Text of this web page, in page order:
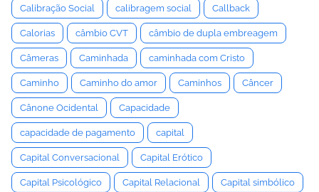
Calibração Social calibragem social Callback
Calorias câmbio CVT câmbio de dupla embreagem
Câmeras Caminhada caminhada com Cristo
Caminho Caminho do amor Caminhos Câncer
Cânone Ocidental Capacidade
capacidade de pagamento capital
Capital Conversacional Capital Erótico
Capital Psicológico Capital Relacional Capital simbólico